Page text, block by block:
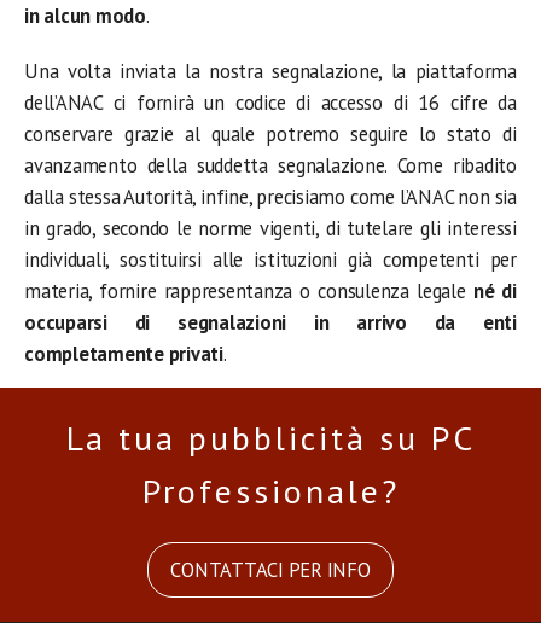
in alcun modo.
Una volta inviata la nostra segnalazione, la piattaforma
dell’ANAC ci fornirà un codice di accesso di 16 cifre da
conservare grazie al quale potremo seguire lo stato di
avanzamento della suddetta segnalazione. Come ribadito
dalla stessa Autorità, infine, precisiamo come l’ANAC non sia
in grado, secondo le norme vigenti, di tutelare gli interessi
individuali, sostituirsi alle istituzioni già competenti per
materia, fornire rappresentanza o consulenza legale né di
occuparsi di segnalazioni in arrivo da enti
completamente privati.
La tua pubblicità su PC
Professionale?
CONTATTACI PER INFO